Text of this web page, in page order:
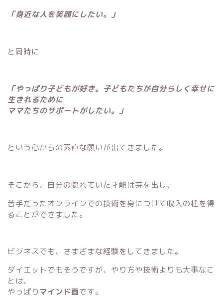
「身近な人を笑顔にしたい。」
と同時に
「やっぱり子どもが好き。子どもたちが自分らしく幸せに
生きれるために
ママたちのサポートがしたい。」
という心からの素直な願いが出てきました。
そこから、自分の隠れていた才能は芽を出し、
苦手だったオンラインでの技術を身につけて収入の柱を得
ることができました。
ビジネスでも、さまざまな経験をしてきました。
ダイエットでもそうですが、やり方や技術よりも大事なこ
とは、
やっぱり マインド面です。